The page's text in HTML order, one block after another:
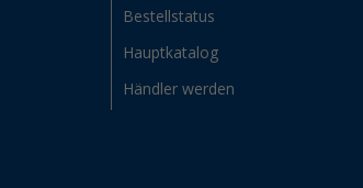
Bestellstatus
Hauptkatalog
Händler werden